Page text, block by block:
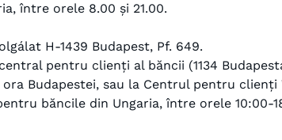
între orele 8.00 și 21.00.
H-1439 Budapest, Pf. 649.
pentru clienți al băncii (1134
Budapestei, sau la Centrul pentru clienți
băncile din Ungaria, între orele 10:00-